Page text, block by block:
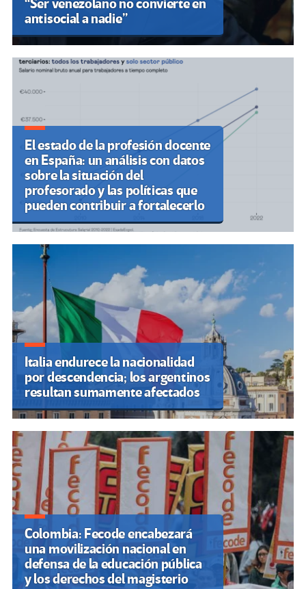
“Ser venezolano no convierte en
antisocial a nadie”
El estado de la profesión docente
en España: un análisis con datos
sobre la situación del
profesorado y las políticas que
pueden contribuir a fortalecerlo
Italia endurece la nacionalidad
por descendencia; los argentinos
resultan sumamente afectados
Colombia: Fecode encabezará
una movilización nacional en
defensa de la educación pública
y los derechos del magisterio